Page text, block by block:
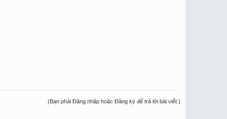
(Bạn phải Đăng nhập hoặc Đăng ký để trả lời bài viết.)